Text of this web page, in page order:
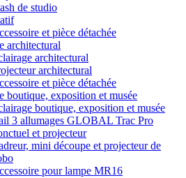
de studio
et pièce détachée
architectural
architectural
architectural
et pièce détachée
boutique, exposition et musée
boutique, exposition et musée
3 allumages GLOBAL Trac Pro
et projecteur
mini découpe et projecteur de
pour lampe MR16